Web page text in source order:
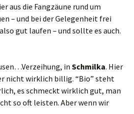
aus die Fangzäune rund um
– und bei der Gelegenheit frei
gut laufen – und sollte es auch.
in Schmilka. Hier
nicht wirklich billig. “Bio” steht
es schmeckt wirklich gut, man
so oft leisten. Aber wenn wir